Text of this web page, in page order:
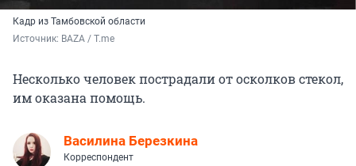
Кадр из Тамбовской области
Источник: BAZA / T.me
Несколько человек пострадали от осколков стекол,
им оказана помощь.
Василина Березкина
Корреспондент